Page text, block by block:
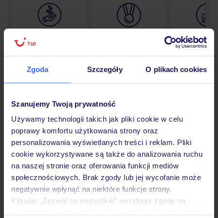
Zgoda Szczegóły O plikach cookies
Szanujemy Twoją prywatność
Używamy technologii takich jak pliki cookie w celu
poprawy komfortu użytkowania strony oraz
personalizowania wyświetlanych treści i reklam. Pliki
cookie wykorzystywane są także do analizowania ruchu
na naszej stronie oraz oferowania funkcji mediów
społecznościowych. Brak zgody lub jej wycofanie może
negatywnie wpłynąć na niektóre funkcje strony.
Klikając „Zezwól na wszystkie” wyrażasz zgodę na
Lider niskich cen
Największe biuro
30 lat w
Hotel
Opinie
Pokoje